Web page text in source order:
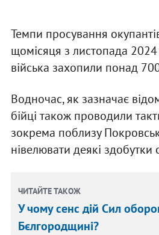
Темпи просування
щомісяця з листопада 2024
війська захопили понад
Водночас, як зазначає
бійці також проводили
зокрема поблизу
нівелювати деякі здобутки
ЧИТАЙТЕ ТАКОЖ
У чому сенс дій Сил
Бєлгородщині?